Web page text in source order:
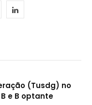
L
k
e
d
(Tusdg) no
e B optante